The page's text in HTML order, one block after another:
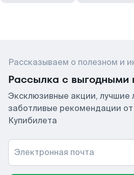
Рассказываем о полезном и
Рассылка с выгодными
Эксклюзивные акции, лучшие
заботливые рекомендации от
Купибилета
Электронная почта